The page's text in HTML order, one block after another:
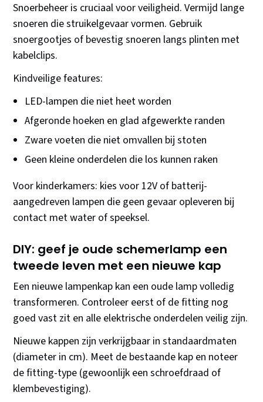
Snoerbeheer is cruciaal voor veiligheid. Vermijd lange
snoeren die struikelgevaar vormen. Gebruik
snoergootjes of bevestig snoeren langs plinten met
kabelclips.
Kindveilige features:
LED-lampen die niet heet worden
Afgeronde hoeken en glad afgewerkte randen
Zware voeten die niet omvallen bij stoten
Geen kleine onderdelen die los kunnen raken
Voor kinderkamers: kies voor 12V of batterij-
aangedreven lampen die geen gevaar opleveren bij
contact met water of speeksel.
DIY: geef je oude schemerlamp een
tweede leven met een nieuwe kap
Een nieuwe lampenkap kan een oude lamp volledig
transformeren. Controleer eerst of de fitting nog
goed vast zit en alle elektrische onderdelen veilig zijn.
Nieuwe kappen zijn verkrijgbaar in standaardmaten
(diameter in cm). Meet de bestaande kap en noteer
de fitting-type (gewoonlijk een schroefdraad of
klembevestiging).